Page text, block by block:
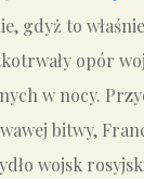
gdyż to
opór
w nocy.
bitwy,
wojsk